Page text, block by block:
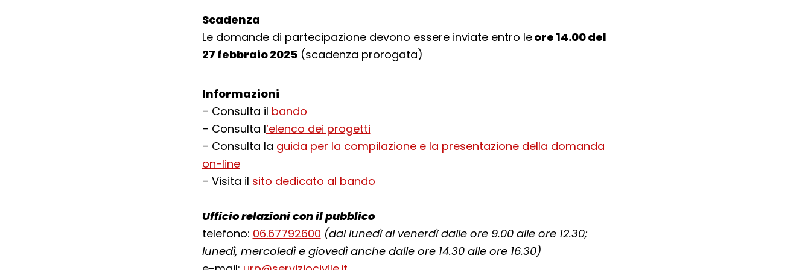
Scadenza
Le domande di partecipazione devono essere inviate entro leore 14.00 del
27 febbraio 2025(scadenza prorogata)
Informazioni
– Consulta il bando
– Consulta l‘elenco dei progetti
– Consulta la guida per la compilazione e la presentazione della domanda
on-line
– Visita il sito dedicato al bando
Ufficio relazioni con il pubblico
telefono: 06.67792600 (dal lunedì al venerdì dalle ore 9.00 alle ore 12.30;
lunedì, mercoledì e giovedì anche dalle ore 14.30 alle ore 16.30)